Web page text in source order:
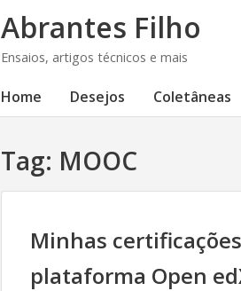
Abrantes Filho
Ensaios, artigos técnicos e mais
Home Desejos Coletâneas
Tag: MOOC
Minhas
plataforma Open